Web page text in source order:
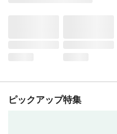
ピックアップ特集